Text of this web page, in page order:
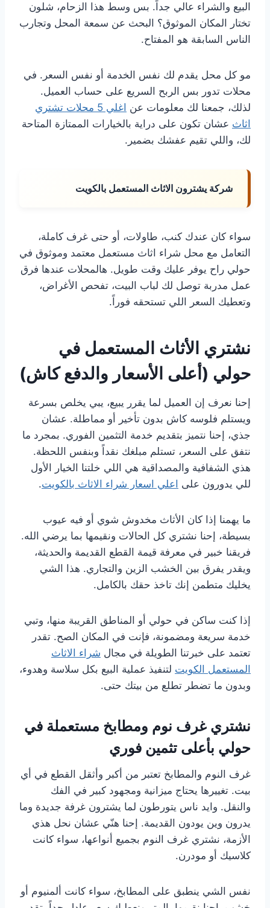
البيع والشراء عالي جداً. بس وسط هذا الزحام، شلون
تختار المكان الموثوق؟ البحث عن سمعة المحل وتجارب
الناس السابقة هو المفتاح.
مو كل محل يقدم لك نفس الخدمة أو نفس السعر. في
محلات تدور بس الربح السريع على حساب العميل.
لذلك، جمعنا لك معلومات عن
اغلي 5 محلات تشتري
اثاث عشان تكون على دراية بالخيارات الممتازة المتاحة
لك، واللي تقيم عفشك بضمير.
شركة يشترون الاثاث المستعمل بالكويت
سواء كان عندك كنب، طاولات، أو حتى غرف كاملة،
التعامل مع محل شراء اثاث مستعمل معتمد وموثوق في
حولي راح يوفر عليك وقت طويل. هالمحلات عندها فرق
عمل مدربة توصل لك لباب البيت، تفحص الأغراض،
وتعطيك السعر اللي تستحقه فوراً.
نشتري الأثاث المستعمل في
حولي (أعلى الأسعار والدفع كاش)
إحنا نعرف إن العميل لما يقرر يبيع، يبي يخلص بسرعة
ويستلم فلوسه كاش بدون تأخير أو مماطلة. عشان
جذي، إحنا نتميز بتقديم خدمة التثمين الفوري. بمجرد ما
نتفق على السعر، تستلم مبلغك نقداً وبنفس اللحظة.
هذي الشفافية والمصداقية هي اللي خلتنا الخيار الأول
للي يدورون على اعلي اسعار شراء الاثاث بالكويت.
ما يهمنا إذا كان الأثاث مخدوش شوي أو فيه عيوب
بسيطة، إحنا نشتري كل الحالات ونقيمها بما يرضي الله.
فريقنا خبير في معرفة قيمة القطع القديمة والحديثة،
ويقدر يفرق بين الخشب الزين والتجاري. هذا الشي
يخليك متطمن إنك تاخذ حقك بالكامل.
إذا كنت ساكن في حولي أو المناطق القريبة منها، وتبي
خدمة سريعة ومضمونة، فإنت في المكان الصح. تقدر
تعتمد على خبرتنا الطويلة في مجال شراء الاثاث
المستعمل الكويت لتنفيذ عملية البيع بكل سلاسة وهدوء،
وبدون ما تضطر تطلع من بيتك حتى.
نشتري غرف نوم ومطابخ مستعملة في
حولي بأعلى تثمين فوري
غرف النوم والمطابخ تعتبر من أكبر وأثقل القطع في أي
بيت. تغييرها يحتاج ميزانية ومجهود كبير في الفك
والنقل. وايد ناس يتورطون لما يشترون غرفة جديدة وما
يدرون وين يودون القديمة. إحنا هنّي عشان نحل هذي
الأزمة، نشتري غرف النوم بجميع أنواعها، سواء كانت
كلاسيك أو مودرن.
نفس الشي ينطبق على المطابخ، سواء كانت ألمنيوم أو